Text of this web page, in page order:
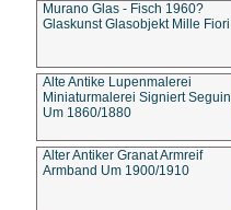
Murano Glas - Fisch 1960?
Glaskunst Glasobjekt Mille Fiori
Alte Antike Lupenmalerei
Miniaturmalerei Signiert Seguin
Um 1860/1880
Alter Antiker Granat Armreif
Armband Um 1900/1910